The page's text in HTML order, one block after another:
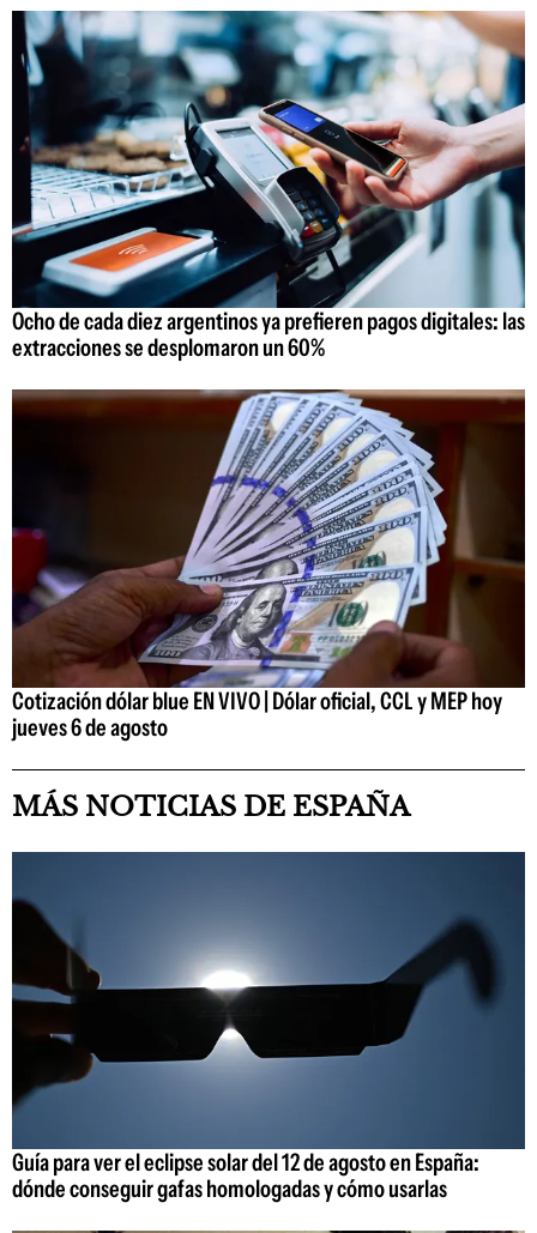
Ocho de cada diez argentinos ya prefieren pagos digitales: las
extracciones se desplomaron un 60%
Cotización dólar blue EN VIVO | Dólar oficial, CCL y MEP hoy
jueves 6 de agosto
MÁS NOTICIAS DE ESPAÑA
Guía para ver el eclipse solar del 12 de agosto en España:
dónde conseguir gafas homologadas y cómo usarlas